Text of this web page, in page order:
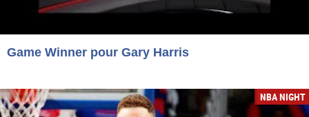
Game Winner pour Gary Harris
NBA NIGHT